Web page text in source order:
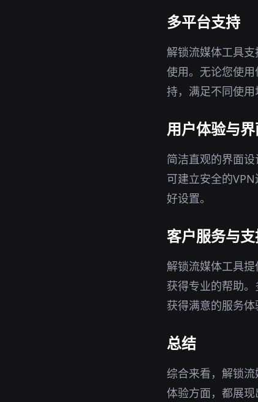
多平台支持
解锁流媒体工具
使用。无论您使
持，满足不同使用
用户体验与
简洁直观的界面
可建立安全的
好设置。
客户服务与
解锁流媒体工具
获得专业的帮助
获得满意的服务体
总结
综合来看，解锁
体验方面，都展